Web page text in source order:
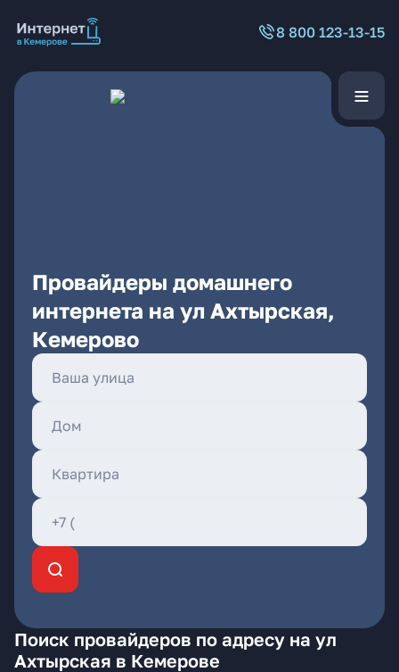
8 800 123-13-15
Провайдеры домашнего
интернета на ул Ахтырская,
Кемерово
Поиск провайдеров по адресу на ул
Ахтырская в Кемерове